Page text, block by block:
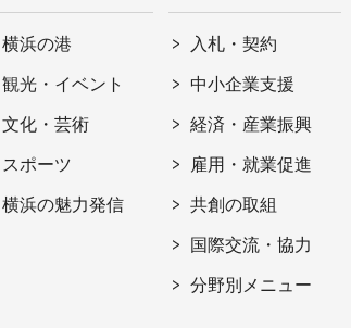
横浜の港
観光・イベント
文化・芸術
スポーツ
横浜の魅力発信
入札・契約
中小企業支援
経済・産業振興
雇用・就業促進
共創の取組
国際交流・協力
分野別メニュー